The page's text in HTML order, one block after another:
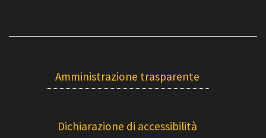
Amministrazione trasparente
Dichiarazione di accessibilità